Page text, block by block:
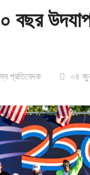
বছর
প্রতিবেদক ০৪